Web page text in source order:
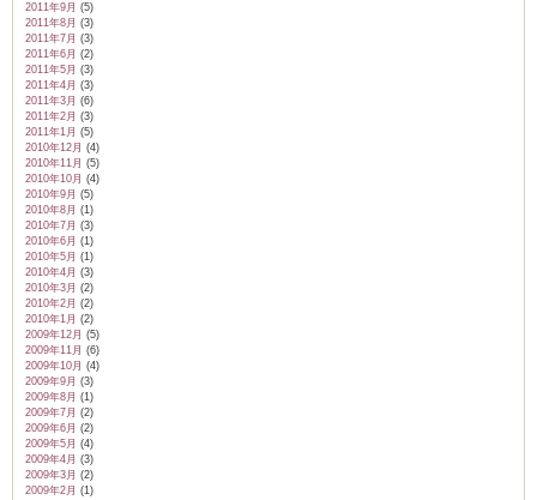
2011年9月 (5)
2011年8月 (3)
2011年7月 (3)
2011年6月 (2)
2011年5月 (3)
2011年4月 (3)
2011年3月 (6)
2011年2月 (3)
2011年1月 (5)
2010年12月 (4)
2010年11月 (5)
2010年10月 (4)
2010年9月 (5)
2010年8月 (1)
2010年7月 (3)
2010年6月 (1)
2010年5月 (1)
2010年4月 (3)
2010年3月 (2)
2010年2月 (2)
2010年1月 (2)
2009年12月 (5)
2009年11月 (6)
2009年10月 (4)
2009年9月 (3)
2009年8月 (1)
2009年7月 (2)
2009年6月 (2)
2009年5月 (4)
2009年4月 (3)
2009年3月 (2)
2009年2月 (1)